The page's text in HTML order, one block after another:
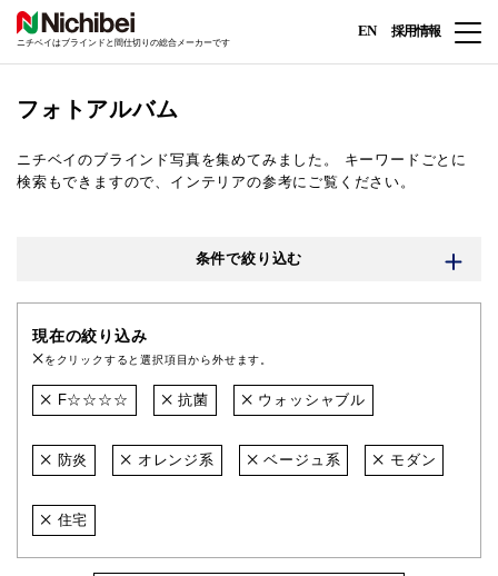
ニチベイはブラインドと間仕切りの総合メーカーです
EN 採用情報
フォトアルバム
ニチベイのブラインド写真を集めてみました。
キーワードごとに
検索もできますので、インテリアの参考にご覧ください。
条件で絞り込む
現在の絞り込み
をクリックすると選択項目から外せます。
F☆☆☆☆ 抗菌 ウォッシャブル
防炎 オレンジ系 ベージュ系 モダン
住宅